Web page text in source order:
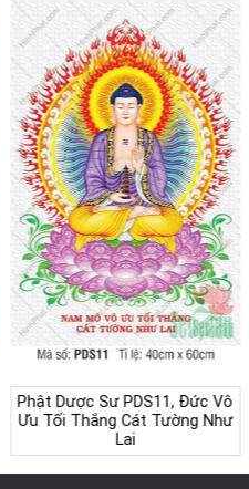
Phật Dược Sư PDS11, Đức Vô
Ưu Tối Thắng Cát Tường Như
Lai